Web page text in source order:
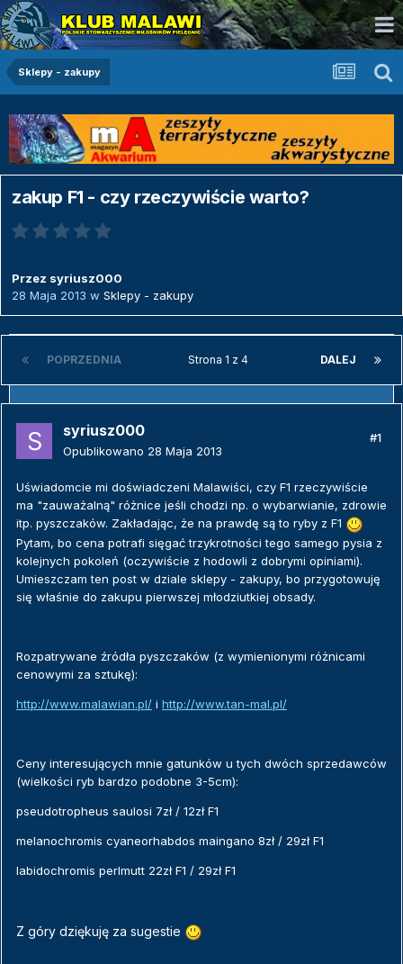
Sklepy - zakupy
zakup F1 - czy rzeczywiście warto?
Przez syriusz000
28 Maja 2013 w Sklepy - zakupy
POPRZEDNIA DALEJ
Strona 1 z 4
syriusz000
Opublikowano 28 Maja 2013
#1
Uświadomcie mi doświadczeni Malawiści, czy F1 rzeczywiście
ma "zauważalną" różnice jeśli chodzi np. o wybarwianie, zdrowie
itp. pyszczaków. Zakładając, że na prawdę są to ryby z F1
Pytam, bo cena potrafi sięgać trzykrotności tego samego pysia z
kolejnych pokoleń (oczywiście z hodowli z dobrymi opiniami).
Umieszczam ten post w dziale sklepy - zakupy, bo przygotowuję
się właśnie do zakupu pierwszej młodziutkiej obsady.
Rozpatrywane źródła pyszczaków (z wymienionymi różnicami
cenowymi za sztukę):
http://www.malawian.pl/ i http://www.tan-mal.pl/
Ceny interesujących mnie gatunków u tych dwóch sprzedawców
(wielkości ryb bardzo podobne 3-5cm):
pseudotropheus saulosi 7zł / 12zł F1
melanochromis cyaneorhabdos maingano 8zł / 29zł F1
labidochromis perlmutt 22zł F1 / 29zł F1
Z góry dziękuję za sugestie